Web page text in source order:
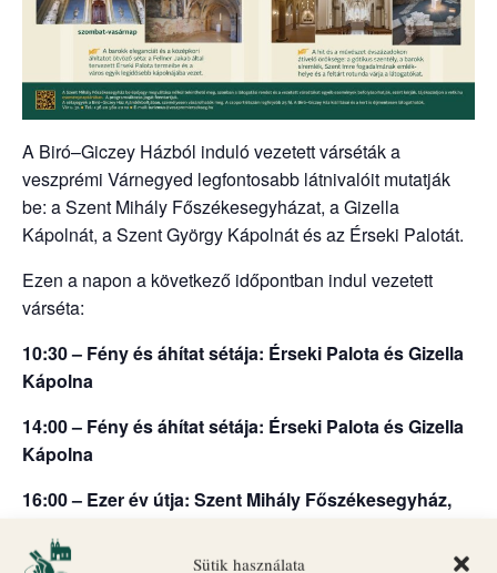
Sütik használata
A Biró–Giczey Házból induló vezetett várséták a
veszprémi Várnegyed legfontosabb látnivalóit mutatják
be: a Szent Mihály Főszékesegyházat, a Gizella
Kápolnát, a Szent György Kápolnát és az Érseki Palotát.
Ezen a napon a következő időpontban indul vezetett
várséta:
10:30 – Fény és áhítat sétája: Érseki Palota és Gizella
Kápolna
14:00 – Fény és áhítat sétája: Érseki Palota és Gizella
Kápolna
16:00 – Ezer év útja: Szent Mihály Főszékesegyház,